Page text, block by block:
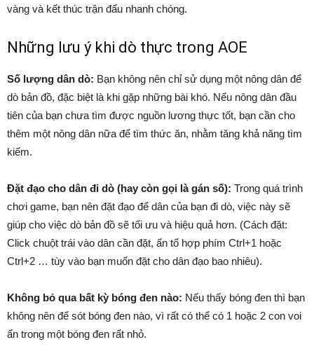
vàng và kết thúc trận đấu nhanh chóng.
Những lưu ý khi dò thực trong AOE
Số lượng dân dò: Bạn không nên chỉ sử dụng một nông dân để
dò bản đồ, đặc biệt là khi gặp những bài khó. Nếu nông dân đầu
tiên của bạn chưa tìm được nguồn lương thực tốt, bạn cần cho
thêm một nông dân nữa để tìm thức ăn, nhằm tăng khả năng tìm
kiếm.
Đặt đạo cho dân đi dò (hay còn gọi là gán số): Trong quá trình
chơi game, bạn nên đặt đạo để dân của bạn đi dò, việc này sẽ
giúp cho việc dò bản đồ sẽ tối ưu và hiệu quả hơn. (Cách đặt:
Click chuột trái vào dân cần đặt, ấn tổ hợp phím Ctrl+1 hoặc
Ctrl+2 … tùy vào bạn muốn đặt cho dân đạo bao nhiêu).
Không bỏ qua bất kỳ bóng đen nào: Nếu thấy bóng đen thì bạn
không nên để sót bóng đen nào, vì rất có thể có 1 hoặc 2 con voi
ẩn trong một bóng đen rất nhỏ.